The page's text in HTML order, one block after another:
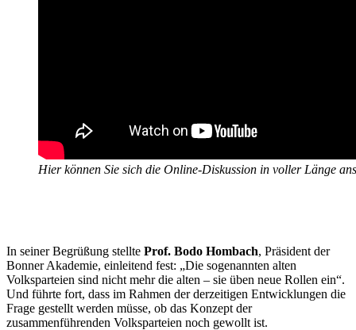
Hier können Sie sich die Online-Diskussion in voller Länge
In seiner Begrüßung stellte Prof. Bodo Hombach, Präsident der
Bonner Akademie, einleitend fest: „Die sogenannten alten
Volksparteien sind nicht mehr die alten – sie üben neue Rollen ein“.
Und führte fort, dass im Rahmen der derzeitigen Entwicklungen die
Frage gestellt werden müsse, ob das Konzept der
zusammenführenden Volksparteien noch gewollt ist.